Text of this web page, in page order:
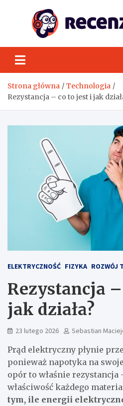
Strona główna
Technologia
Rezystancja – co to jest i jak
ELEKTRYCZNOŚĆ FIZYKA ROZWÓJ
Rezystancja
jak działa?
23 lutego 2026 Sebastian
Prąd elektryczny płynie
ponieważ napotyka na
opór to właśnie rezystancja
właściwość każdego
tym, ile energii